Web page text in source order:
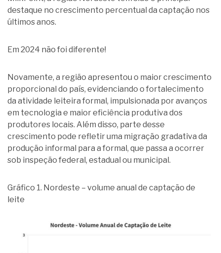
destaque no crescimento percentual da captação nos
últimos anos.
Em 2024 não foi diferente!
Novamente, a região apresentou o maior crescimento
proporcional do país, evidenciando o fortalecimento
da atividade leiteira formal, impulsionada por avanços
em tecnologia e maior eficiência produtiva dos
produtores locais. Além disso, parte desse
crescimento pode refletir uma migração gradativa da
produção informal para a formal, que passa a ocorrer
sob inspeção federal, estadual ou municipal.
Gráfico 1. Nordeste – volume anual de captação de
leite